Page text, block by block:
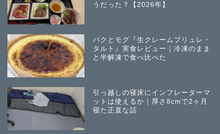
うだった？【2026年】
パクとモグ『生クレームブリュレ・
タルト』実食レビュー｜冷凍のまま
と半解凍で食べ比べた
引っ越しの寝床にインフレーターマ
ットは使えるか｜厚さ8cmで2ヶ月
寝た正直な話